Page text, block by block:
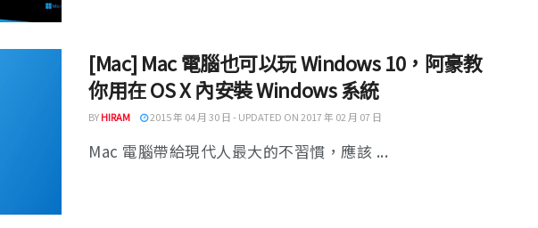
[Mac] Mac 電腦也可以玩 Windows 10，阿豪教
你用在 OS X 內安裝 Windows 系統
BYHIRAM 2015 年 04 月 30 日 - UPDATED ON 2017 年 02 月 07 日
Mac 電腦帶給現代人最大的不習慣，應該 ...